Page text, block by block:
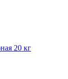
20 кг